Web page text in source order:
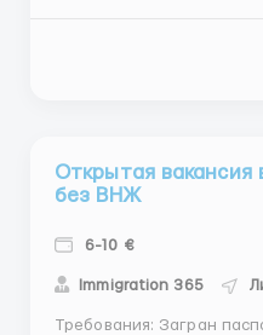
Работа по 8-10 часов,
Открытая
без ВНЖ
6-10 €
Immigration 365
Требования: Загран паспорт Где работать? В Чехии